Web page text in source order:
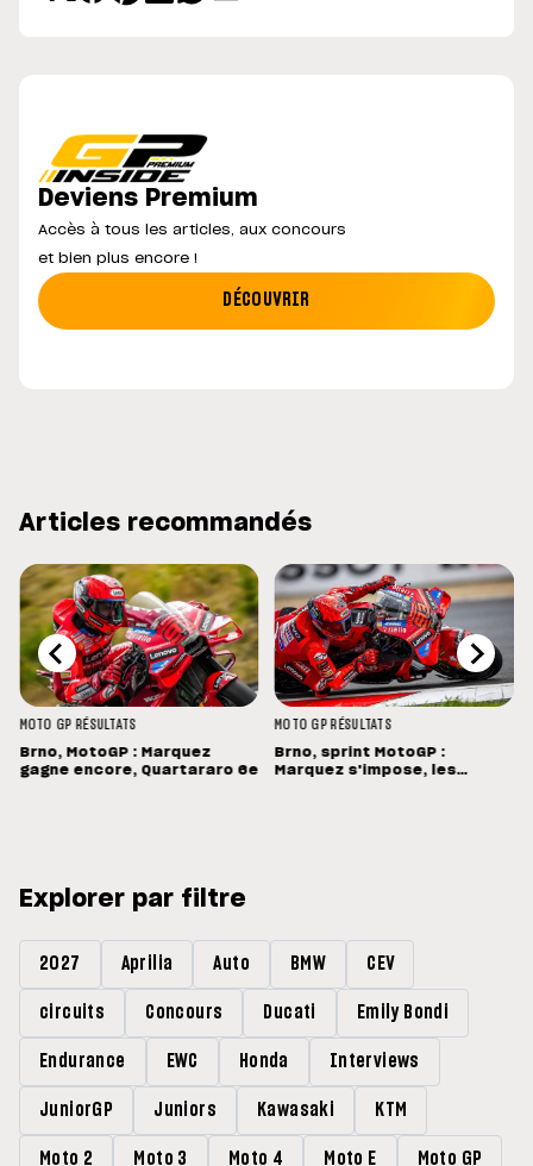
Deviens Premium
Accès à tous les articles, aux concours
et bien plus encore !
DÉCOUVRIR
Articles recommandés
MOTO GP RÉSULTATS
Brno, MotoGP : Marquez
gagne encore, Quartararo 6e
MOTO GP RÉSULTATS
Brno, sprint MotoGP :
Marquez s'impose, les
Explorer par filtre
2027 Aprilia Auto BMW CEV
circuits Concours Ducati Emily Bondi
Endurance EWC Honda Interviews
JuniorGP Juniors Kawasaki KTM
Moto 2 Moto 3 Moto 4 Moto E Moto GP